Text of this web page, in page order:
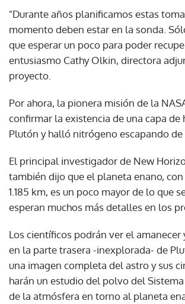
"Durante años planificamos estas
momento deben estar en la sonda.
que esperar un poco para poder
entusiasmo Cathy Olkin, directora
proyecto.
Por ahora, la pionera misión de la
confirmar la existencia de una capa de
Plutón y halló nitrógeno escapando de
El principal investigador de New
también dijo que el planeta enano,
1.185 km, es un poco mayor de lo que
esperan muchos más detalles en los
Los científicos podrán ver el amanecer
en la parte trasera -inexplorada- de
una imagen completa del astro y sus
harán un estudio del polvo del
de la atmósfera en torno al planeta